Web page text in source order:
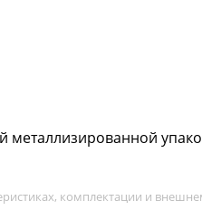
металлизированной
комплектации и